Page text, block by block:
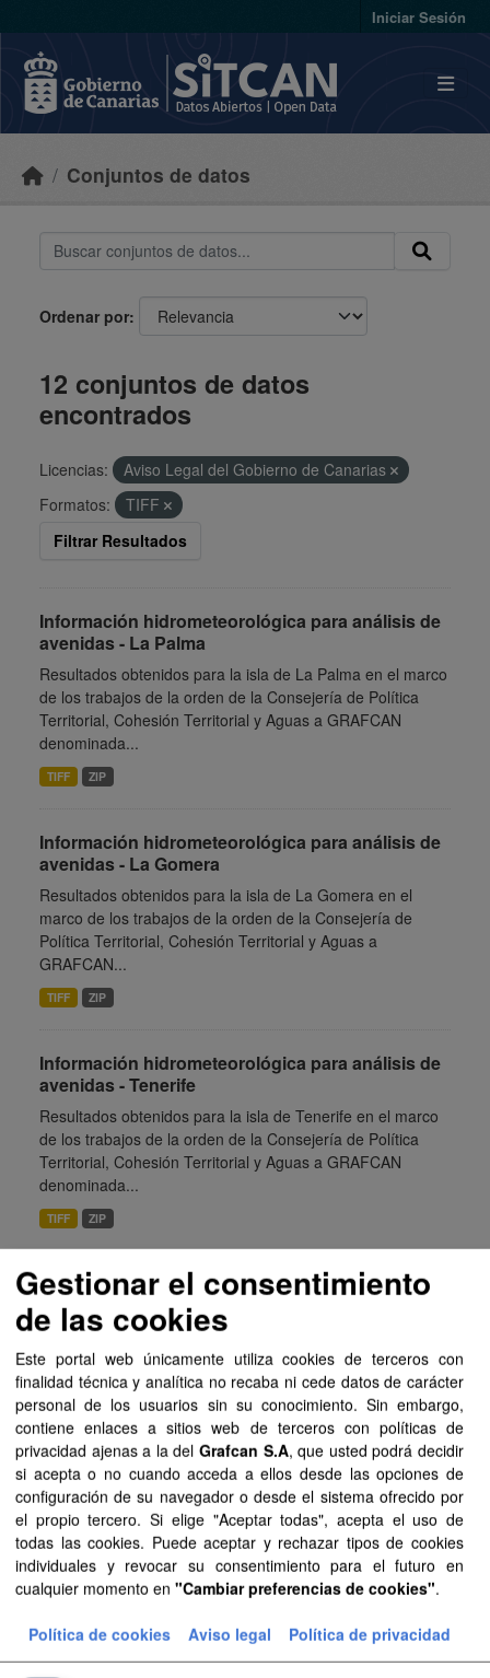
Iniciar Sesión
Conjuntos de datos
Ordenar por
12 conjuntos de datos
encontrados
Licencias:
Aviso Legal del Gobierno de Canarias
Formatos:
TIFF
Filtrar Resultados
Información hidrometeorológica para análisis de
avenidas - La Palma
Resultados obtenidos para la isla de La Palma en el marco
de los trabajos de la orden de la Consejería de Política
Territorial, Cohesión Territorial y Aguas a GRAFCAN
denominada...
TIFF ZIP
Información hidrometeorológica para análisis de
avenidas - La Gomera
Resultados obtenidos para la isla de La Gomera en el
marco de los trabajos de la orden de la Consejería de
Política Territorial, Cohesión Territorial y Aguas a
GRAFCAN...
TIFF ZIP
Información hidrometeorológica para análisis de
avenidas - Tenerife
Resultados obtenidos para la isla de Tenerife en el marco
de los trabajos de la orden de la Consejería de Política
Territorial, Cohesión Territorial y Aguas a GRAFCAN
denominada...
TIFF ZIP
Información hidrometeorológica para análisis de
avenidas - Gran Canaria
Resultados obtenidos para la isla de Gran Canaria en el
marco de los trabajos de la orden de la Consejería de
Política Territorial, Cohesión Territorial y Aguas a
GRAFCAN...
TIFF ZIP
Información hidrometeorológica para análisis de
avenidas - Fuerteventura
Resultados obtenidos para la isla de Fuerteventura en el
marco de los trabajos de la orden de la Consejería de
Política Territorial, Cohesión Territorial y Aguas a
GRAFCAN...
TIFF ZIP
Gestionar el consentimiento
de las cookies
Este portal web únicamente utiliza cookies de terceros con
finalidad técnica y analítica no recaba ni cede datos de carácter
personal de los usuarios sin su conocimiento. Sin embargo,
contiene enlaces a sitios web de terceros con políticas de
privacidad ajenas a la del Grafcan S.A, que usted podrá decidir
si acepta o no cuando acceda a ellos desde las opciones de
configuración de su navegador o desde el sistema ofrecido por
el propio tercero. Si elige "Aceptar todas", acepta el uso de
todas las cookies. Puede aceptar y rechazar tipos de cookies
individuales y revocar su consentimiento para el futuro en
cualquier momento en "Cambiar preferencias de cookies".
Política de cookies Aviso legal Política de privacidad